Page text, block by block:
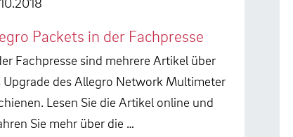
Packets in der Fachpresse
Fachpresse sind mehrere Artikel über
Upgrade des Allegro Network Multimeter
Lesen Sie die Artikel online und
Sie mehr über die …